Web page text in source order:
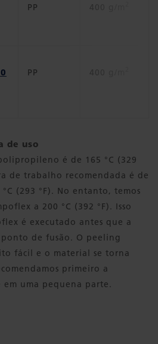
PP
PP
de uso
é de 165 °C (329
de trabalho recomendada é de
(293 °F). No entanto, temos
a 200 °C (392 °F). Isso
é executado antes que a
de fusão. O peeling
fácil e o material se torna
primeiro a
uma pequena parte.